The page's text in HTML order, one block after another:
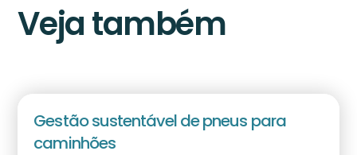
Veja também
Gestão sustentável de pneus para
caminhões